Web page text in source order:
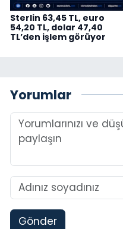
Sterlin 63,45 TL, euro
54,20 TL, dolar 47,40
TL’den işlem görüyor
Yorumlar
Gönder